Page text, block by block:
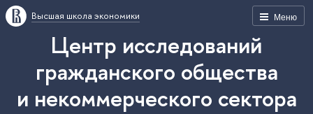
Меню
Высшая школа экономики
Центр исследований
гражданского общества
и некоммерческого сектора